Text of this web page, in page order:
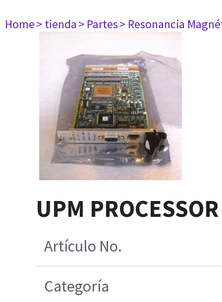
Home> tienda> Partes> Resonancia
UPM
Artículo No.
Categoría